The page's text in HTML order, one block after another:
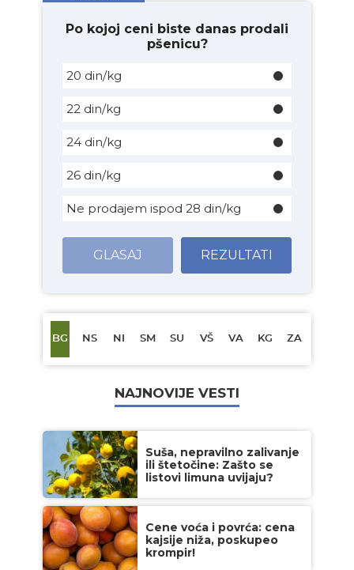
Po kojoj ceni biste danas prodali
pšenicu?
20 din/kg
22 din/kg
24 din/kg
26 din/kg
Ne prodajem ispod 28 din/kg
GLASAJ REZULTATI
BG NS NI SM SU VŠ VA KG ZA
NAJNOVIJE VESTI
Suša, nepravilno zalivanje
ili štetočine: Zašto se
listovi limuna uvijaju?
Cene voća i povrća: cena
kajsije niža, poskupeo
krompir!